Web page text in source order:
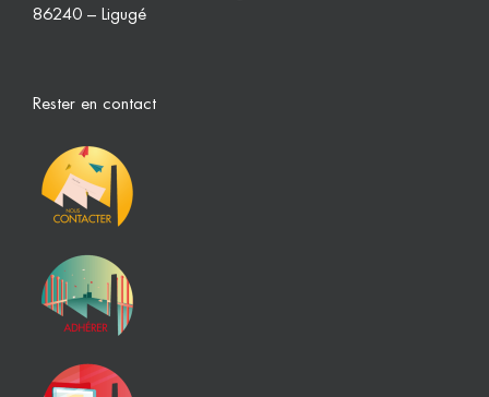
86240 – Ligugé
Rester en contact